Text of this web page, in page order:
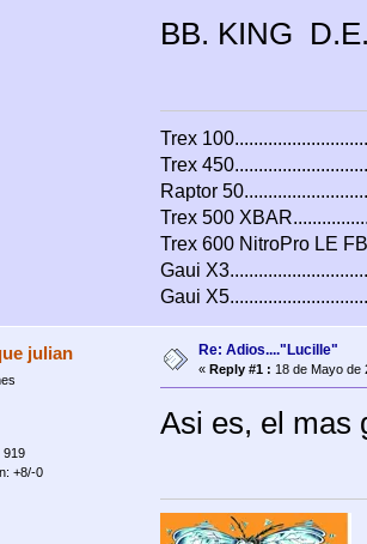
BB. KING
Trex
Trex
Raptor
Trex 500
Trex 600 NitroPro LE
Gaui
Gaui
julian
919
+8/-0
Re: Adios...."Lucille"
« Reply #1 : 18 de Mayo de
Asi es, el mas